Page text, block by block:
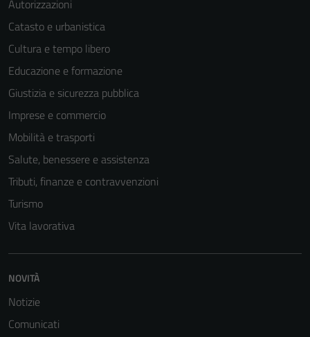
Autorizzazioni
Catasto e urbanistica
Cultura e tempo libero
Educazione e formazione
Giustizia e sicurezza pubblica
Imprese e commercio
Mobilità e trasporti
Salute, benessere e assistenza
Tributi, finanze e contravvenzioni
Turismo
Vita lavorativa
NOVITÀ
Notizie
Comunicati